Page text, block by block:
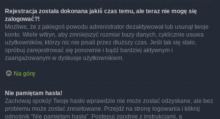
Rejestracja została dokonana jakiś czas temu, ale teraz nie mogę się
zalogować?!
Możliwe, że z jakiegoś powodu administrator dezaktywował lub usunął twoje
konto. Wiele witryn, aby zmniejszyć rozmiar bazy danych, cyklicznie usuwa
użytkowników, którzy nic nie pisali przez dłuższy czas. Jeśli tak się stało,
spróbuj zarejestrować się ponownie i bądź bardziej aktywnym i
zaangażowanym w dyskusje użytkownikiem.
Na górę
Nie pamiętam hasła!
Zachowaj spokój! Twoje hasło wprawdzie nie może zostać odzyskane, ale bez
problemu może zostać zresetowane. Przejdź na stronę logowania i kliknij
odnośnik “Nie pamiętam hasła”. Postępuj zgodnie z instrukcjami, a